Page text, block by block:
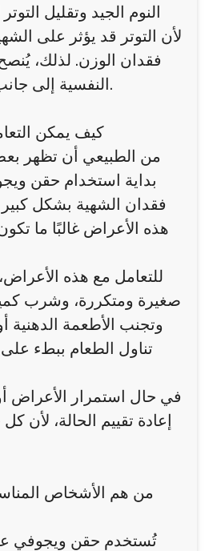
النوم الجيد وتقليل
لأن التوتر قد يؤثر على
فقدان الوزن. لذلك، يُنصح
النفسية إلى جانب الجوانب الجسدية.
كيف يمكن
من الطبيعي أن تظهر بعض
بداية استخدام حقن
فقدان الشهية بشكل كبير
هذه الأعراض غالبًا ما
للتعامل مع هذه
صغيرة ومتكررة، وشرب
وتجنب الأطعمة الدهنية
تناول الطعام ببطء
في حال استمرار الأعراض
إعادة تقييم الحالة،
من هم الأشخاص
تُستخدم حقن ويجوفي